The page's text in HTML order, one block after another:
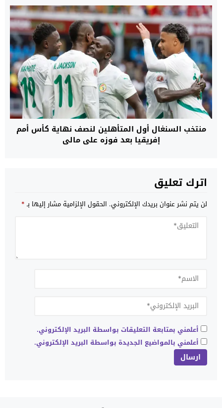
منتخب السنغال أول المتأهلين لنصف نهاية كأس أمم
إفريقيا بعد فوزه على مالي
اترك تعليق
لن يتم نشر عنوان بريدك الإلكتروني. الحقول الإلزامية مشار إليها بـ*
أعلمني بمتابعة التعليقات بواسطة البريد الإلكتروني.
أعلمني بالمواضيع الجديدة بواسطة البريد الإلكتروني.